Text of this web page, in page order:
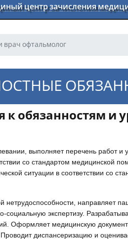
центр зачисления
врач офтальмолог
к обязанностям и
выполняет перечень работ и
со стандартом медицинской
ситуации в соответствии со
нетрудоспособности, направляет
социальную экспертизу.
Оформляет медицинскую
диспансеризацию и